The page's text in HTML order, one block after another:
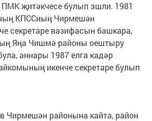
җитәкчесе булып эшли. 1981
КПССның Чирмешән
секретаре вазифасын башкара,
Яңа Чишмә районы оештыру
аннары 1987 елга кадәр
икенче секретаре булып
Чирмешән районына кайта, район